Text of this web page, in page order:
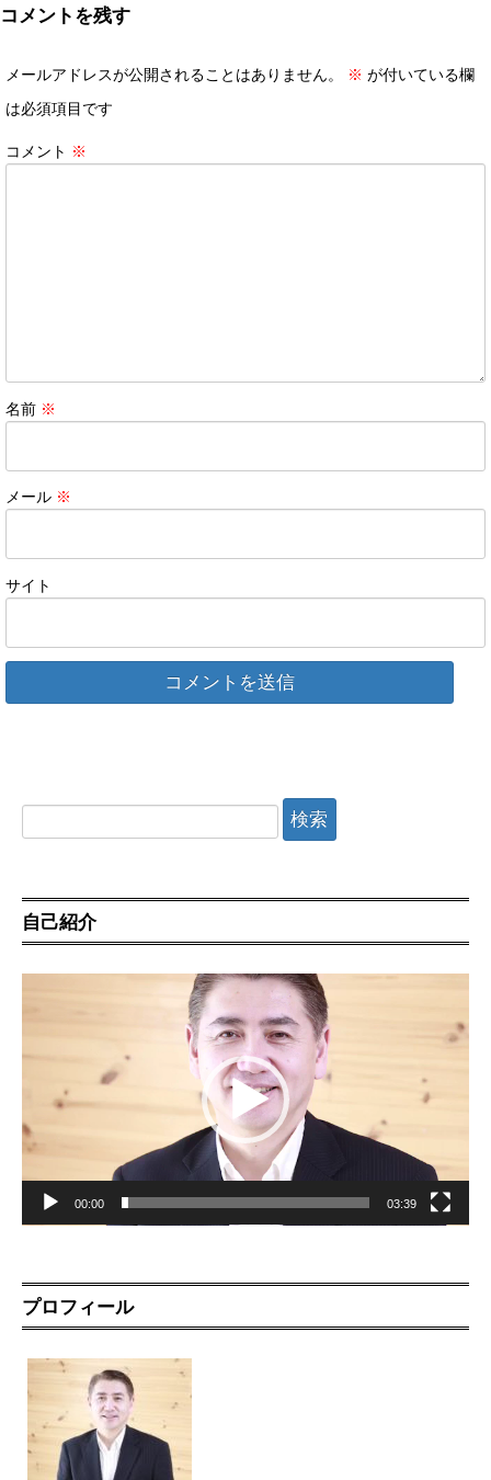
コメントを残す
メールアドレスが公開されることはありません。 ※ が付いている欄
は必須項目です
コメント ※
名前 ※
メール ※
サイト
検
索:
自己紹介
動
ヤ
00:00 03:39
プロフィール